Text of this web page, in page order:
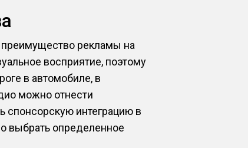
рекламы на
восприятие, поэтому
в автомобиле, в
можно отнести
спонсорскую интеграцию в
выбрать определенное